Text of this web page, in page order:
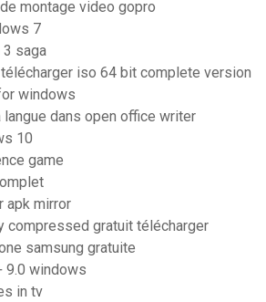
montage video gopro
7
saga
iso 64 bit complete version
windows
langue dans open office writer
10
game
apk mirror
compressed gratuit télécharger
samsung gratuite
9.0 windows
in tv